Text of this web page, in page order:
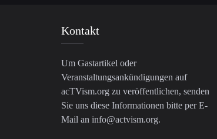
Kontakt
Um Gastartikel oder
Veranstaltungsankündigungen auf
acTVism.org zu veröffentlichen, senden
Sie uns diese Informationen bitte per E-
Mail an info@actvism.org.